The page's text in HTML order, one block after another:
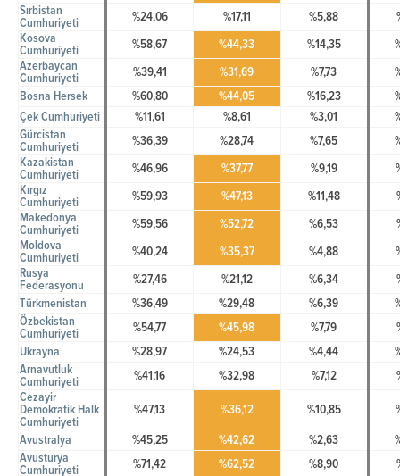
Sırbistan
Cumhuriyeti
%24,06 %17,11 %5,88
Kosova
Cumhuriyeti
%58,67 %44,33 %14,35
Azerbaycan
Cumhuriyeti
%39,41 %31,69 %7,73
Bosna Hersek
%60,80 %44,05 %16,23
Çek Cumhuriyeti
%11,61 %8,61 %3,01
Gürcistan
Cumhuriyeti
%36,39 %28,74 %7,65
Kazakistan
Cumhuriyeti
%46,96 %37,77 %9,19
Kırgız
Cumhuriyeti
%59,93 %47,13 %11,48
Makedonya
Cumhuriyeti
%59,56 %52,72 %6,53
Moldova
Cumhuriyeti
%40,24 %35,37 %4,88
Rusya
Federasyonu
%27,46 %21,12 %6,34
Türkmenistan
%36,49 %29,48 %6,39
Özbekistan
Cumhuriyeti
%54,77 %45,98 %7,79
Ukrayna
%28,97 %24,53 %4,44
Arnavutluk
Cumhuriyeti
%41,16 %32,98 %7,12
Cezayir
Demokratik Halk
Cumhuriyeti
%47,13 %36,12 %10,85
Avustralya %45,25 %42,62 %2,63
Avusturya
Cumhuriyeti
%71,42 %62,52 %8,90